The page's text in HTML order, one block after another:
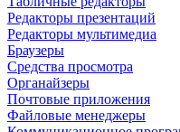
Редакторы презентаций
Редакторы мультимедиа
Браузеры
Средства просмотра
Органайзеры
Почтовые приложения
Файловые менеджеры